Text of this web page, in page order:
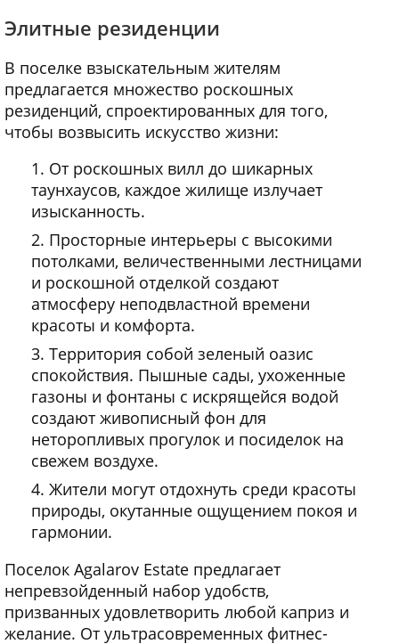
Элитные резиденции
В поселке взыскательным жителям
предлагается множество роскошных
резиденций, спроектированных для того,
чтобы возвысить искусство жизни:
От роскошных вилл до шикарных
таунхаусов, каждое жилище излучает
изысканность.
Просторные интерьеры с высокими
потолками, величественными лестницами
и роскошной отделкой создают
атмосферу неподвластной времени
красоты и комфорта.
Территория собой зеленый оазис
спокойствия. Пышные сады, ухоженные
газоны и фонтаны с искрящейся водой
создают живописный фон для
неторопливых прогулок и посиделок на
свежем воздухе.
Жители могут отдохнуть среди красоты
природы, окутанные ощущением покоя и
гармонии.
Поселок Agalarov Estate предлагает
непревзойденный набор удобств,
призванных удовлетворить любой каприз и
желание. От ультрасовременных фитнес-